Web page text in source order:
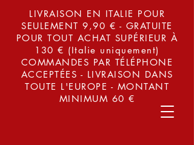
LIVRAISON EN ITALIE POUR
SEULEMENT 9,90 € - GRATUITE
POUR TOUT ACHAT SUPÉRIEUR À
130 € (Italie uniquement)
COMMANDES PAR TÉLÉPHONE
ACCEPTÉES - LIVRAISON DANS
TOUTE L'EUROPE - MONTANT
MINIMUM 60 €